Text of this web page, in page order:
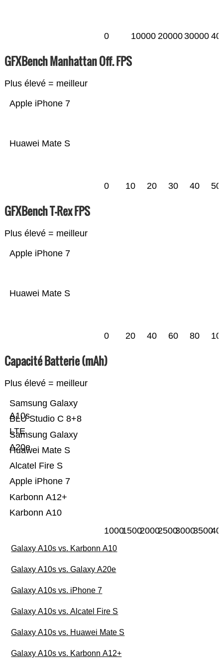
0 10000 2000030000
GFXBench Manhattan Off. FPS
Plus élevé = meilleur
Huawei Mate S
Apple iPhone 7
0 10 20 30 40 50
GFXBench T-Rex FPS
Plus élevé = meilleur
Huawei Mate S
Apple iPhone 7
0 20 40 60 80
Capacité Batterie (mAh)
Plus élevé = meilleur
Karbonn A10
Karbonn A12+
Apple iPhone 7
Alcatel Fire S
Huawei Mate S
Samsung Galaxy
A20e
BLU Studio C 8+8
LTE
Samsung Galaxy
A10s
100015002000250030003500
Galaxy A10s vs. Karbonn A10
Galaxy A10s vs. Galaxy A20e
Galaxy A10s vs. iPhone 7
Galaxy A10s vs. Alcatel Fire S
Galaxy A10s vs. Huawei Mate S
Galaxy A10s vs. Karbonn A12+